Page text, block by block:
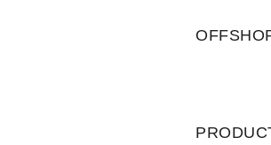
CURSOR EURO 4 ENGINES